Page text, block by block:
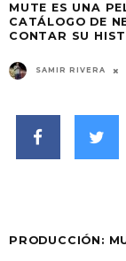
MUTE ES UNA
CATÁLOGO DE
CONTAR SU
SAMIR RIVERA
PRODUCCIÓN: